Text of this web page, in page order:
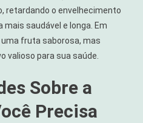
retardando o envelhecimento
mais saudável e longa. Em
fruta saborosa, mas
valioso para sua saúde.
Sobre a
Precisa